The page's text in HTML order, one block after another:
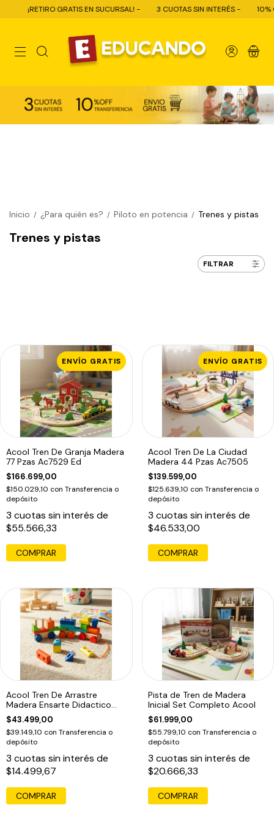
GRATIS EN SUCURSAL! - 3 CUOTAS SIN INTERÉS - 10% OFF CON
0
Inicio / ¿Para quién es? / Piloto en potencia / Trenes y pistas
Trenes y pistas
FILTRAR
ENVÍO GRATIS
Acool Tren De Granja Madera
77 Pzas Ac7529 Ed
$166.699,00
$150.029,10 con Transferencia o
depósito
3 cuotas sin interés de
$55.566,33
ENVÍO GRATIS
Acool Tren De La Ciudad
Madera 44 Pzas Ac7505
$139.599,00
$125.639,10 con Transferencia o
depósito
3 cuotas sin interés de
$46.533,00
Acool Tren De Arrastre
Madera Ensarte Didactico
Ac7621
$43.499,00
$39.149,10 con Transferencia o
depósito
3 cuotas sin interés de
$14.499,67
Pista de Tren de Madera
Inicial Set Completo Acool
$61.999,00
$55.799,10 con Transferencia o
depósito
3 cuotas sin interés de
$20.666,33